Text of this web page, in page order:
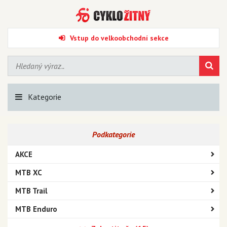
Vstup do velkoobchodní sekce
Kategorie
Podkategorie
AKCE
MTB XC
MTB Trail
MTB Enduro